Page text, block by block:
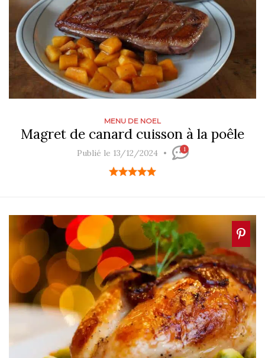
MENU DE NOEL
Magret de canard cuisson à la poêle
Publié le 13/12/2024 1